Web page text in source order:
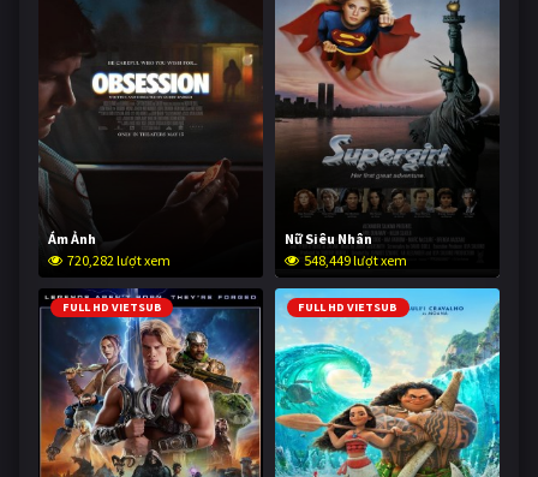
Ám Ảnh
720,282 lượt xem
Nữ Siêu Nhân
548,449 lượt xem
FULL HD VIETSUB FULL HD VIETSUB